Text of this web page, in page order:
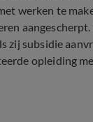
werken te
zij subsidie
opleiding